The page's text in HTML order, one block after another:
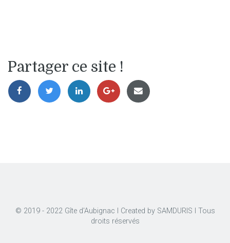
Partager ce site !
© 2019 - 2022 Gîte d'Aubignac l Created by SAMDURIS l Tous
droits réservés